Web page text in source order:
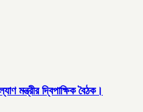
মন্ত্রীর দ্বিপাক্ষিক বৈঠক।